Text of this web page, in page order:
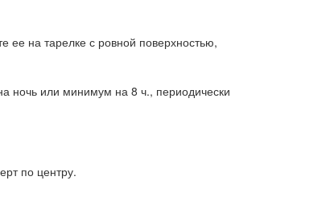
ее на тарелке с ровной поверхностью,
ночь или минимум на 8 ч., периодически
по центру.